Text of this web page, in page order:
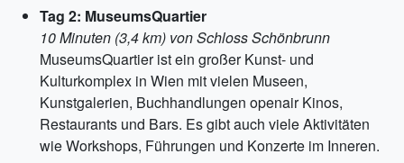
Tag 2: MuseumsQuartier
10 Minuten (3,4 km) von Schloss Schönbrunn
MuseumsQuartier ist ein großer Kunst- und
Kulturkomplex in Wien mit vielen Museen,
Kunstgalerien, Buchhandlungen openair Kinos,
Restaurants und Bars. Es gibt auch viele Aktivitäten
wie Workshops, Führungen und Konzerte im Inneren.